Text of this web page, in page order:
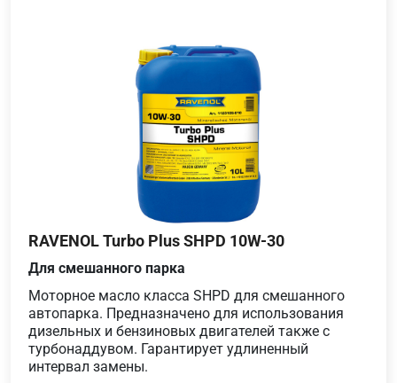
RAVENOL Turbo Plus SHPD 10W-30
Для смешанного парка
Моторное масло класса SHPD для смешанного
автопарка. Предназначено для использования
дизельных и бензиновых двигателей также с
турбонаддувом. Гарантирует удлиненный
интервал замены.